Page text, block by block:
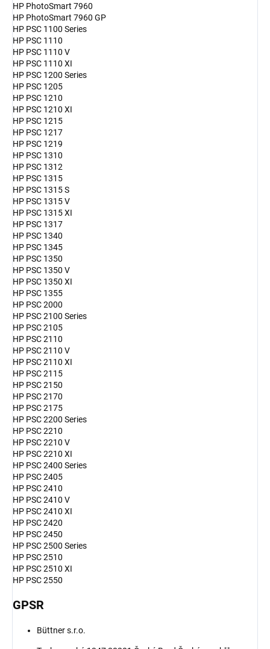
HP PhotoSmart 7960
HP PhotoSmart 7960 GP
HP PSC 1100 Series
HP PSC 1110
HP PSC 1110 V
HP PSC 1110 XI
HP PSC 1200 Series
HP PSC 1205
HP PSC 1210
HP PSC 1210 XI
HP PSC 1215
HP PSC 1217
HP PSC 1219
HP PSC 1310
HP PSC 1312
HP PSC 1315
HP PSC 1315 S
HP PSC 1315 V
HP PSC 1315 XI
HP PSC 1317
HP PSC 1340
HP PSC 1345
HP PSC 1350
HP PSC 1350 V
HP PSC 1350 XI
HP PSC 1355
HP PSC 2000
HP PSC 2100 Series
HP PSC 2105
HP PSC 2110
HP PSC 2110 V
HP PSC 2110 XI
HP PSC 2115
HP PSC 2150
HP PSC 2170
HP PSC 2175
HP PSC 2200 Series
HP PSC 2210
HP PSC 2210 V
HP PSC 2210 XI
HP PSC 2400 Series
HP PSC 2405
HP PSC 2410
HP PSC 2410 V
HP PSC 2410 XI
HP PSC 2420
HP PSC 2450
HP PSC 2500 Series
HP PSC 2510
HP PSC 2510 XI
HP PSC 2550
GPSR
Büttner s.r.o.